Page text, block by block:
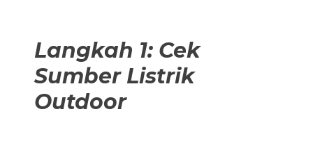
Langkah 1: Cek
Sumber Listrik
Outdoor